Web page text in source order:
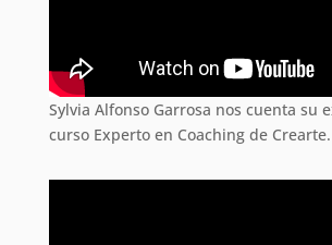
Sylvia Alfonso Garrosa nos cuenta su
curso Experto en Coaching de Crearte.